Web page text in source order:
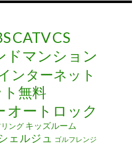
CATVCS
ドマンション
ンターネット
無料
オートロック
ング キッズルーム
ェルジュ ゴルフレンジ